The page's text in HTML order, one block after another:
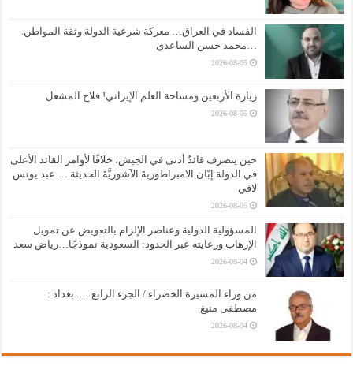
الفساد في العراق… معركة شرعية الدولة وثقة المواطن.
…محمد حسن الساعدي
2026-08-05
زيارة الأربعين ومساحة العلم الإيراني! فلاح المشعل
2026-08-05
حين يتصرف قائدٌ أدنى في الجيش، خلافًا لأوامر القائد الأعلى
في الدولة إبّان الامبراطوريةَ الآشوريَّةَ الحديثة … عبد يونس
لافي
2026-08-05
المسؤولية الدولية وعناصر الإلزام بالتعويض عن تمويل
الإرهاب ورعايته عبر الحدود: السعودية نموذجًا…رياض سعد
2026-08-04
من وراء المسيرة الخضراء / الجزء الرابع …. بغداد :
مصطفى منيغ
2026-08-04